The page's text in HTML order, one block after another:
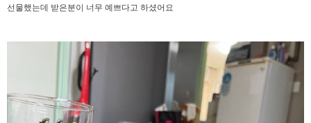
선물했는데 받은분이 너무 예쁘다고 하셨어요